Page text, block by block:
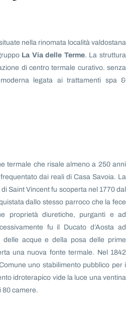
nella rinomata località valdostana
La Via delle Terme. La struttura
di centro termale curativo. senza
legata ai trattamenti spa &
termale che risale almeno a 250 anni
dai reali di Casa Savoia. La
Saint Vincent fu scoperta nel 1770 dal
dallo stesso parroco che la fece
proprietà diuretiche, purganti e ad
fu il Ducato d’Aosta ad
delle acque e della posa delle prime
una nuova fonte termale. Nel 1842
uno stabilimento pubblico per i
idroterapico vide la luce una ventina
80 camere.